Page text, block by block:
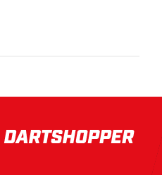
Darmowa wysyłka od 250 złoty